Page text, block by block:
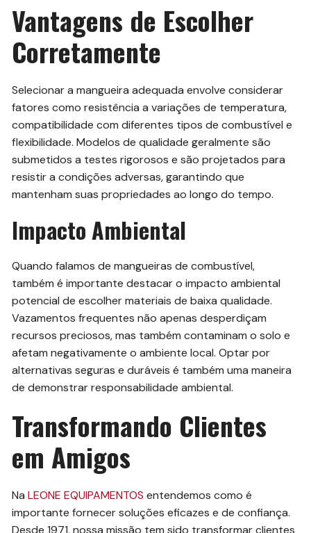
Vantagens de Escolher
Corretamente
Selecionar a mangueira adequada envolve considerar
fatores como resistência a variações de temperatura,
compatibilidade com diferentes tipos de combustível e
flexibilidade. Modelos de qualidade geralmente são
submetidos a testes rigorosos e são projetados para
resistir a condições adversas, garantindo que
mantenham suas propriedades ao longo do tempo.
Impacto Ambiental
Quando falamos de mangueiras de combustível,
também é importante destacar o impacto ambiental
potencial de escolher materiais de baixa qualidade.
Vazamentos frequentes não apenas desperdiçam
recursos preciosos, mas também contaminam o solo e
afetam negativamente o ambiente local. Optar por
alternativas seguras e duráveis é também uma maneira
de demonstrar responsabilidade ambiental.
Transformando Clientes
em Amigos
NaLEONE EQUIPAMENTOS entendemos como é
importante fornecer soluções eficazes e de confiança.